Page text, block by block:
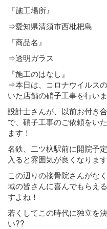
『施工場所』
⇒愛知県清須市西枇杷島
『商品名』
⇒透明ガラス
『施工のはなし』
⇒本日は、コロナウイルス
いた店舗の硝子工事を行いま
設計士さんが、以前お付き
で、硝子工事のご依頼をい
ます！
名鉄、二ツ杁駅前に開院予
入ると雰囲気が良くなります
この辺りの接骨院さんがな
域の皆さんに喜んでもらえ
すよね！
若くしてこの時代に独立を
い??